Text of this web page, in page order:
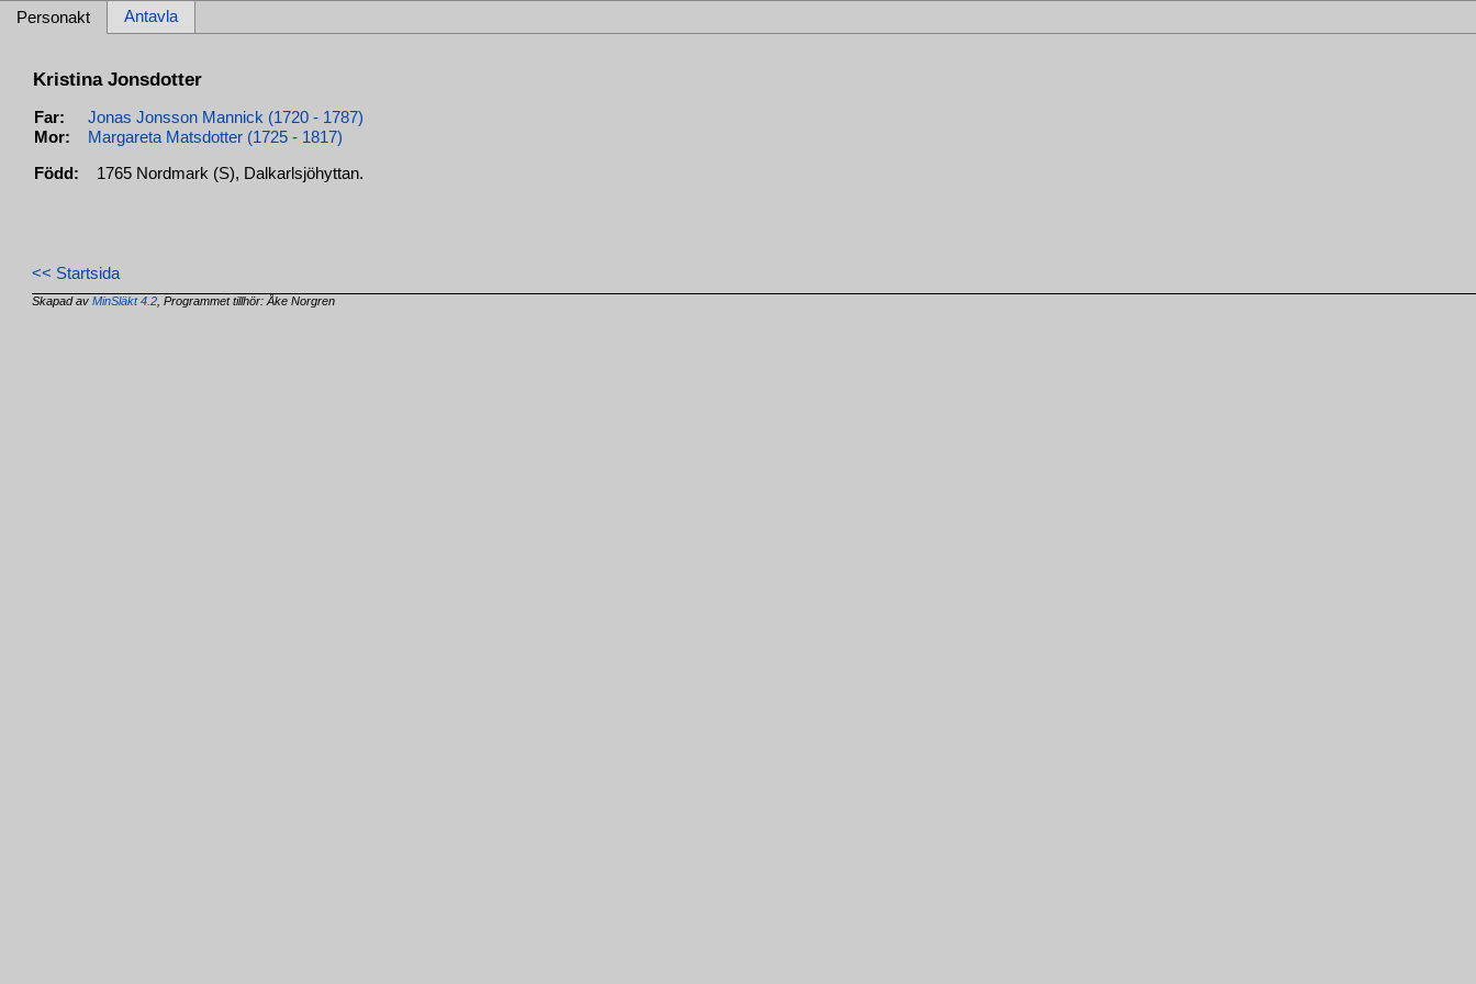
Personakt Antavla
Kristina Jonsdotter
Far:
Jonas Jonsson Mannick (1720 - 1787)
Mor:
Margareta Matsdotter (1725 - 1817)
Född: 1765 Nordmark (S), Dalkarlsjöhyttan.
<< Startsida
Skapad avMinSläkt 4.2 , Programmet tillhör: Åke Norgren